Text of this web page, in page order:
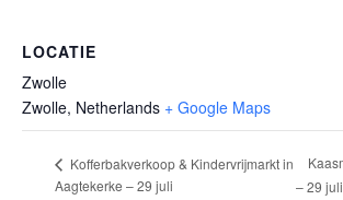
LOCATIE
Zwolle
Zwolle, Netherlands + Google Maps
Kofferbakverkoop & Kindervrijmarkt in
Aagtekerke – 29 juli
– 29